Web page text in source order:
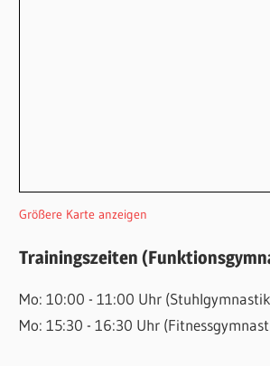
Größere Karte anzeigen
Trainingszeiten
Mo: 10:00 - 11:00 Uhr
Mo: 15:30 - 16:30 Uhr